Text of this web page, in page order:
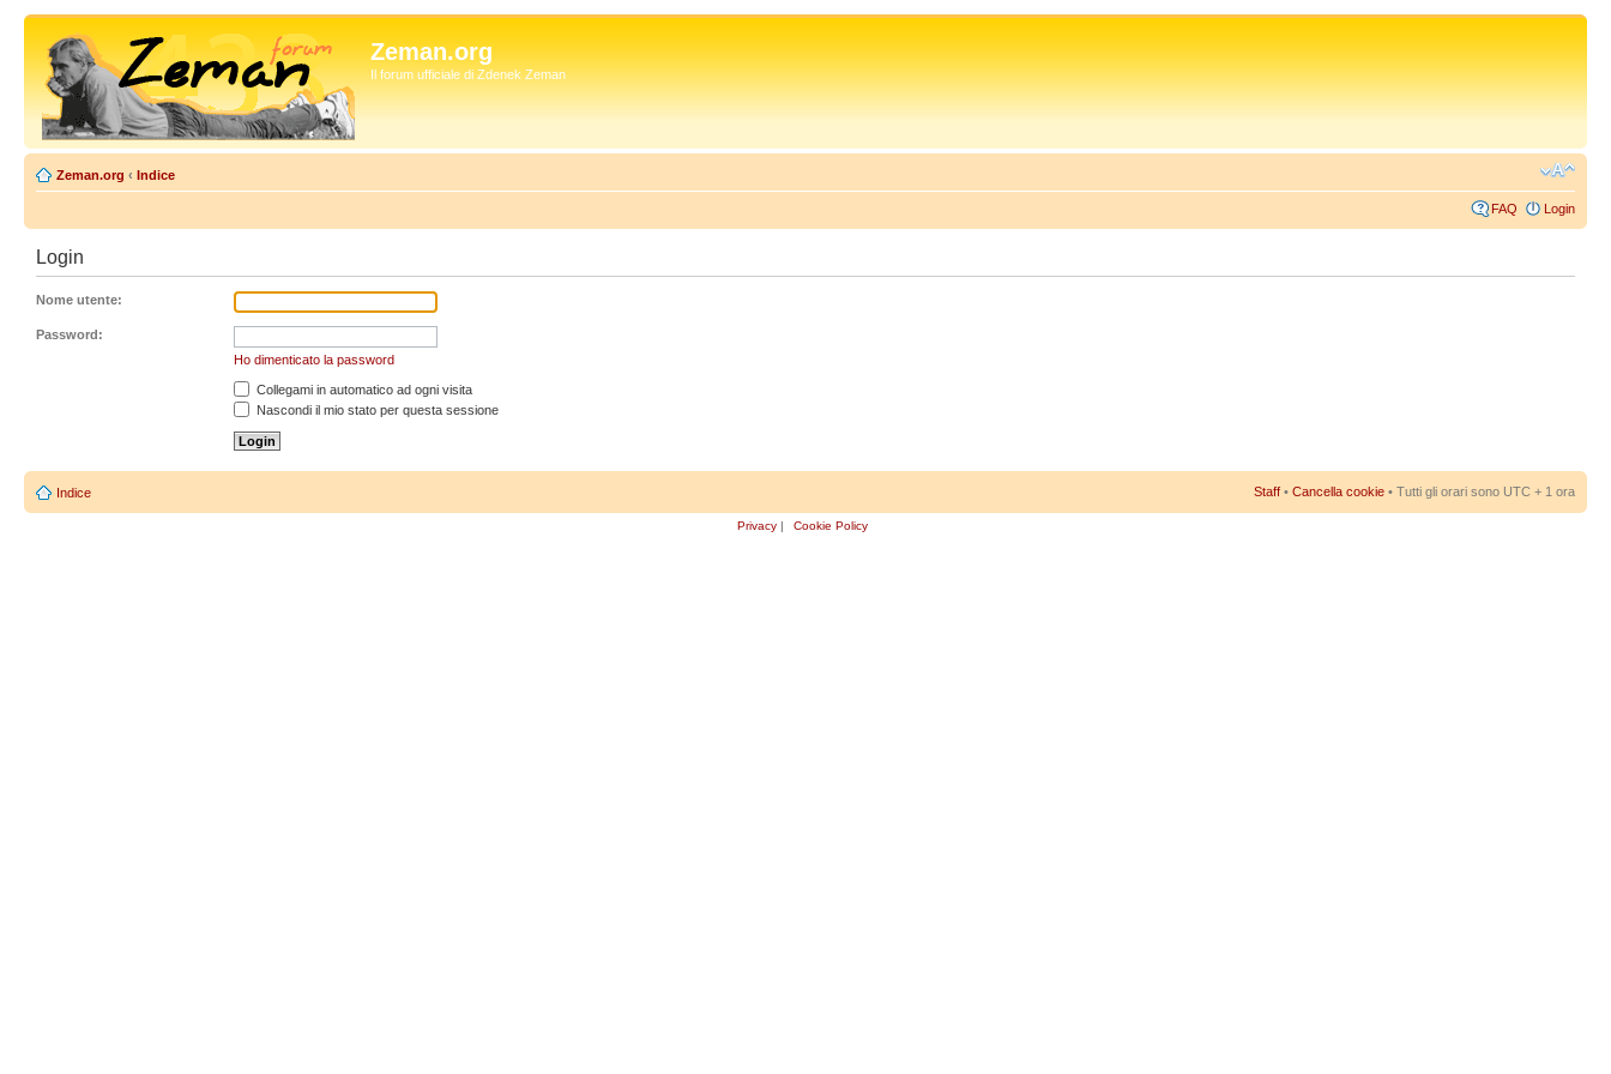
Zeman.org
Il forum ufficiale di Zdenek Zeman
Zeman.org ‹ Indice
FAQ Login
Login
Nome utente:
Password:
Ho dimenticato la password
Collegami in automatico ad ogni visita
Nascondi il mio stato per questa sessione
Indice Staff • Cancella cookie • Tutti gli orari sono UTC + 1 ora
Privacy | Cookie Policy